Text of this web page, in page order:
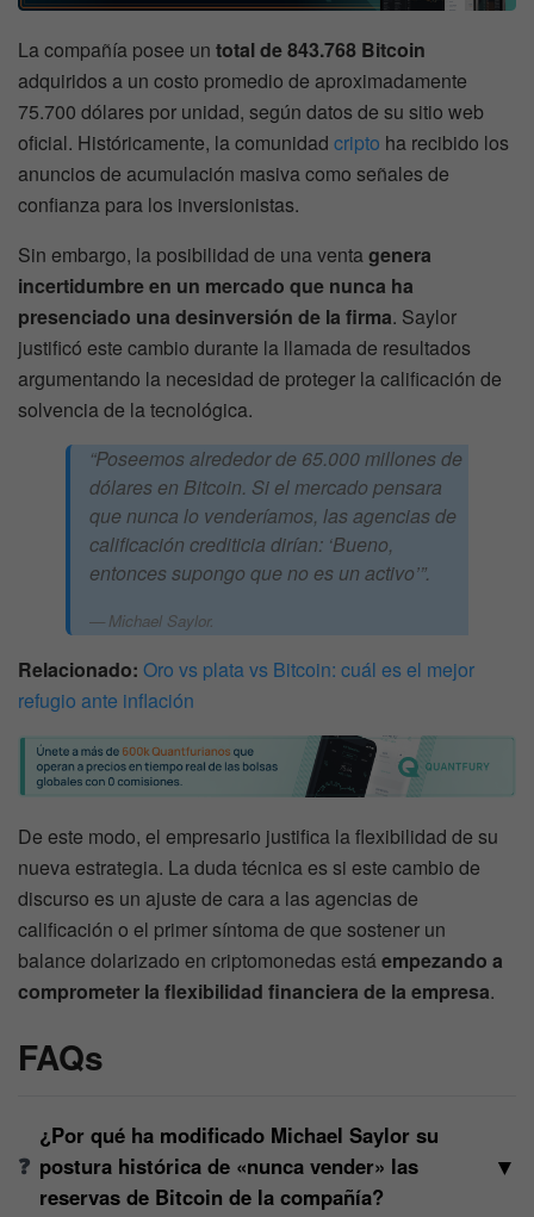
La compañía posee un total de 843.768 Bitcoin
adquiridos a un costo promedio de aproximadamente
75.700 dólares por unidad, según datos de su sitio web
oficial. Históricamente, la comunidad cripto ha recibido los
anuncios de acumulación masiva como señales de
confianza para los inversionistas.
Sin embargo, la posibilidad de una ventagenera
incertidumbre en un mercado que nunca ha
presenciado una desinversión de la firma. Saylor
justificó este cambio durante la llamada de resultados
argumentando la necesidad de proteger la calificación de
solvencia de la tecnológica.
“Poseemos alrededor de 65.000 millones de
dólares en Bitcoin. Si el mercado pensara
que nunca lo venderíamos, las agencias de
calificación crediticia dirían: ‘Bueno,
entonces supongo que no es un activo’”.
Michael Saylor.
Relacionado: Oro vs plata vs Bitcoin: cuál es el mejor
refugio ante inflación
De este modo, el empresario justifica la flexibilidad de su
nueva estrategia. La duda técnica es si este cambio de
discurso es un ajuste de cara a las agencias de
calificación o el primer síntoma de que sostener un
balance dolarizado en criptomonedas estáempezando a
comprometer la flexibilidad financiera de la empresa.
FAQs
¿Por qué ha modificado Michael Saylor su
postura histórica de «nunca vender» las
reservas de Bitcoin de la compañía?
▼